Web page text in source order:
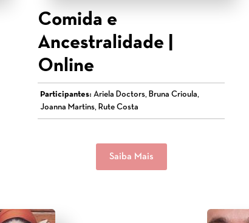
Comida e
Ancestralidade |
Online
Participantes: Ariela Doctors, Bruna Crioula,
Joanna Martins, Rute Costa
Saiba Mais